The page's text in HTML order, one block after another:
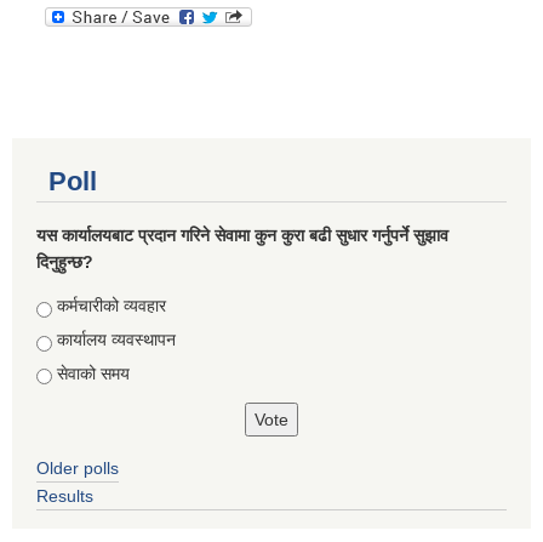
Poll
यस कार्यालयबाट प्रदान गरिने सेवामा कुन कुरा बढी सुधार गर्नुपर्ने सुझाव
दिनुहुन्छ?
Choices
कर्मचारीको व्यवहार
कार्यालय व्यवस्थापन
सेवाको समय
Older polls
Results